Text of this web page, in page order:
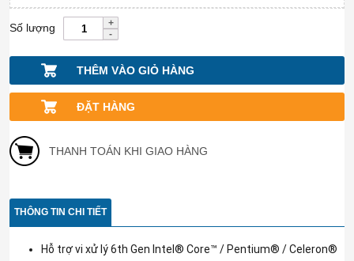
Số lượng
THÊM VÀO GIỎ HÀNG
ĐẶT HÀNG
THANH TOÁN KHI GIAO HÀNG
THÔNG TIN CHI TIẾT
Hỗ trợ vi xử lý 6th Gen Intel® Core™ / Pentium® / Celeron®